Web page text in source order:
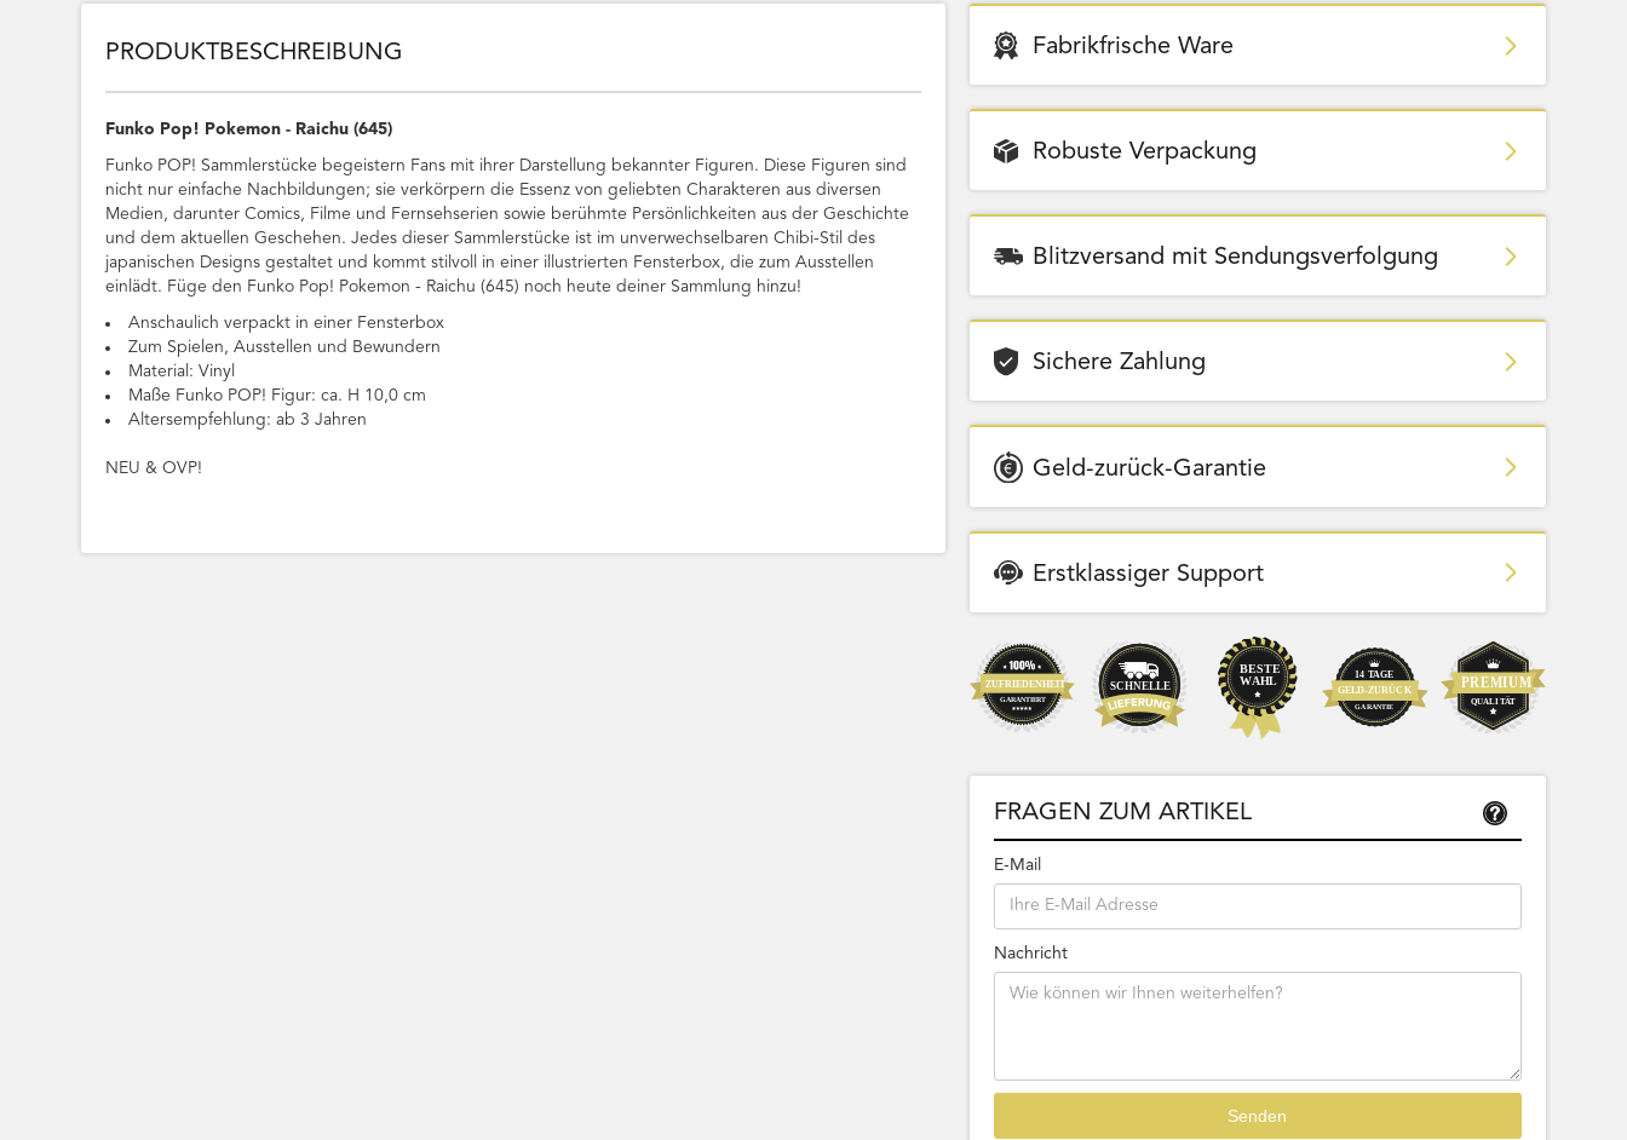
PRODUKTBESCHREIBUNG
Funko Pop! Pokemon - Raichu (645)
Funko POP! Sammlerstücke begeistern Fans mit ihrer Darstellung bekannter Figuren. Diese Figuren sind
nicht nur einfache Nachbildungen; sie verkörpern die Essenz von geliebten Charakteren aus diversen
Medien, darunter Comics, Filme und Fernsehserien sowie berühmte Persönlichkeiten aus der Geschichte
und dem aktuellen Geschehen. Jedes dieser Sammlerstücke ist im unverwechselbaren Chibi-Stil des
japanischen Designs gestaltet und kommt stilvoll in einer illustrierten Fensterbox, die zum Ausstellen
einlädt. Füge den Funko Pop! Pokemon - Raichu (645) noch heute deiner Sammlung hinzu!
Anschaulich verpackt in einer Fensterbox
Zum Spielen, Ausstellen und Bewundern
Material: Vinyl
Maße Funko POP! Figur: ca. H 10,0 cm
Altersempfehlung: ab 3 Jahren
NEU & OVP!
Fabrikfrische Ware
Robuste Verpackung
Blitzversand mit Sendungsverfolgung
Sichere Zahlung
Geld-zurück-Garantie
Erstklassiger Support
FRAGEN ZUM ARTIKEL
E-Mail
Nachricht